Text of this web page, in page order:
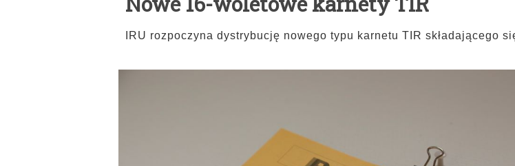
IRU rozpoczyna dystrybucję nowego typu karnetu TIR składającego
Tydzień 42/2019 r. Niemcy EUR
THB 0.1129 USD 3.7324